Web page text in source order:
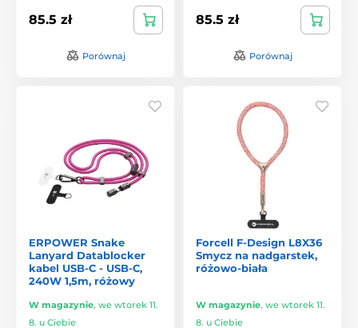
85.5 zł
Porównaj
85.5 zł
Porównaj
ERPOWER Snake
Lanyard Datablocker
kabel USB-C - USB-C,
240W 1,5m, różowy
W magazynie, we wtorek 11.
8. u Ciebie
Forcell F-Design L8X36
Smycz na nadgarstek,
różowo-biała
W magazynie, we wtorek 11.
8. u Ciebie